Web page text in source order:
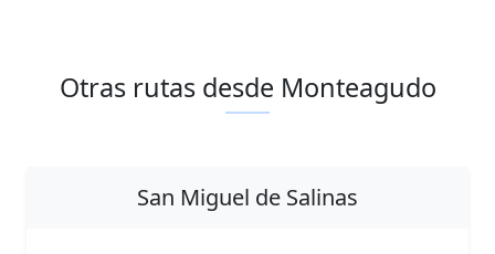
Otras rutas desde Monteagudo
San Miguel de Salinas